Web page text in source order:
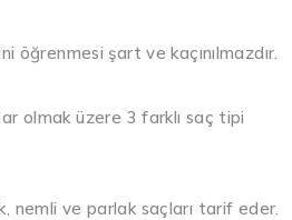
öğrenmesi şart ve kaçınılmazdır.
olmak üzere 3 farklı saç tipi
nemli ve parlak saçları tarif eder.